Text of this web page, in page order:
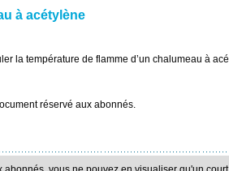
à acétylène
la température de flamme d’un chalumeau à
réservé aux abonnés.